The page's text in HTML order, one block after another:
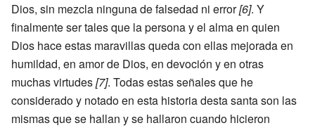
Dios, sin mezcla ninguna de falsedad ni error[6]. Y
finalmente ser tales que la persona y el alma en quien
Dios hace estas maravillas queda con ellas mejorada en
humildad, en amor de Dios, en devoción y en otras
muchas virtudes[7]. Todas estas señales que he
considerado y notado en esta historia desta santa son las
mismas que se hallan y se hallaron cuando hicieron